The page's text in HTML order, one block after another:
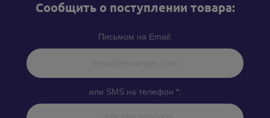
Cообщить о поступлении товара:
Письмом на Email:
или SMS на телефон *: